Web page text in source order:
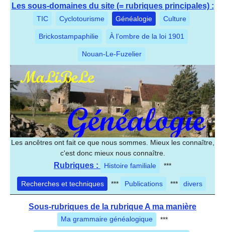
Les sous-domaines du site (= rubriques principales) :
TIC Cyclotourisme Généalogie Culture
Brickostampaphilie À l’ombre de la loi 1901
Nouan-Le-Fuzelier
Les ancêtres ont fait ce que nous sommes. Mieux les connaître,
c'est donc mieux nous connaître.
Rubriques : Histoire familiale ***
Recherches et techniques *** Publications *** divers
Sous-rubriques de la rubrique A ma manière
Ma grammaire généalogique ***